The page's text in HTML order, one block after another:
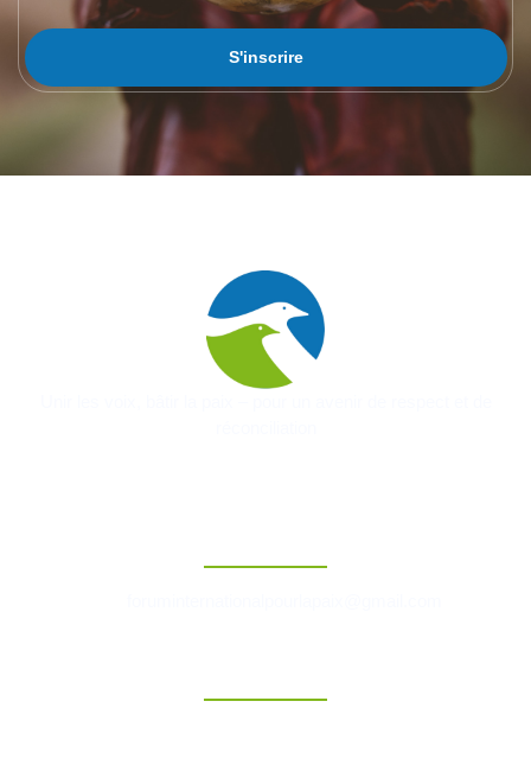
S'inscrire